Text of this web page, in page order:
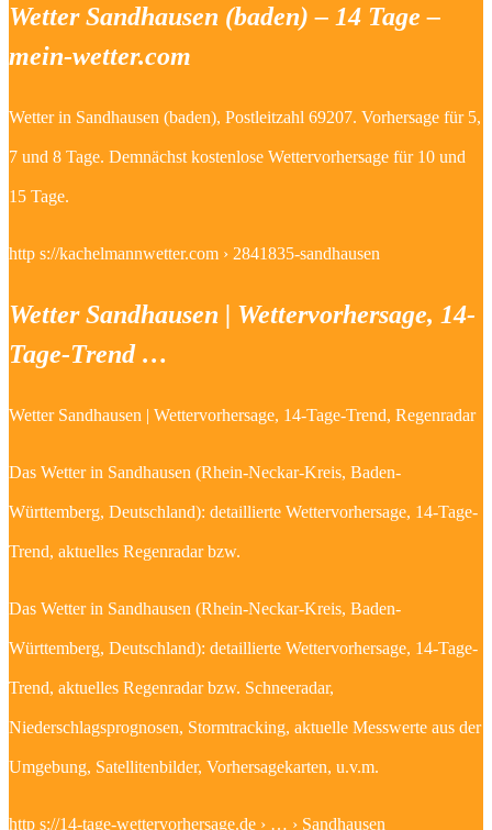
Wetter Sandhausen (baden) – 14 Tage –
mein-wetter.com
Wetter in Sandhausen (baden), Postleitzahl 69207. Vorhersage für 5,
7 und 8 Tage. Demnächst kostenlose Wettervorhersage für 10 und
15 Tage.
http s://kachelmannwetter.com › 2841835-sandhausen
Wetter Sandhausen | Wettervorhersage, 14-
Tage-Trend …
Wetter Sandhausen | Wettervorhersage, 14-Tage-Trend, Regenradar
Das Wetter in Sandhausen (Rhein-Neckar-Kreis, Baden-
Württemberg, Deutschland): detaillierte Wettervorhersage, 14-Tage-
Trend, aktuelles Regenradar bzw.
Das Wetter in Sandhausen (Rhein-Neckar-Kreis, Baden-
Württemberg, Deutschland): detaillierte Wettervorhersage, 14-Tage-
Trend, aktuelles Regenradar bzw. Schneeradar,
Niederschlagsprognosen, Stormtracking, aktuelle Messwerte aus der
Umgebung, Satellitenbilder, Vorhersagekarten, u.v.m.
http s://14-tage-wettervorhersage.de › … › Sandhausen